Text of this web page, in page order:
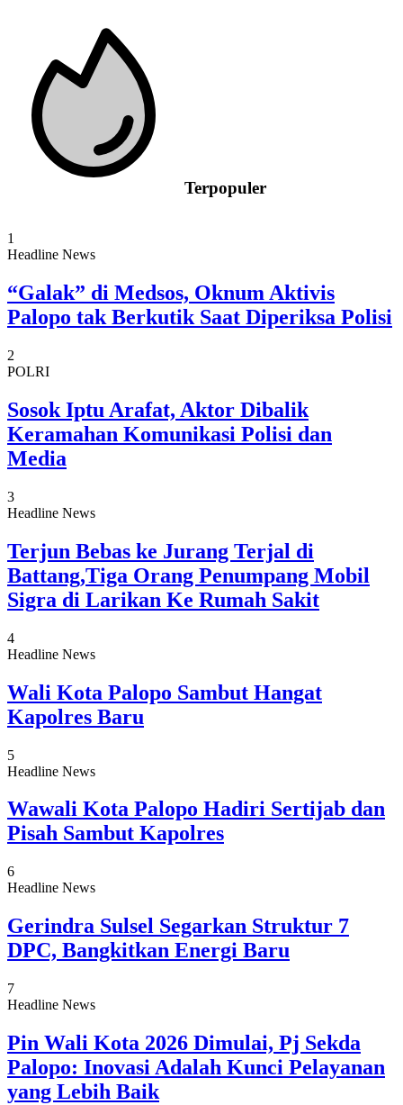
Terpopuler
1
Headline News
“Galak” di Medsos, Oknum Aktivis
Palopo tak Berkutik Saat Diperiksa Polisi
2
POLRI
Sosok Iptu Arafat, Aktor Dibalik
Keramahan Komunikasi Polisi dan
Media
3
Headline News
Terjun Bebas ke Jurang Terjal di
Battang,Tiga Orang Penumpang Mobil
Sigra di Larikan Ke Rumah Sakit
4
Headline News
Wali Kota Palopo Sambut Hangat
Kapolres Baru
5
Headline News
Wawali Kota Palopo Hadiri Sertijab dan
Pisah Sambut Kapolres
6
Headline News
Gerindra Sulsel Segarkan Struktur 7
DPC, Bangkitkan Energi Baru
7
Headline News
Pin Wali Kota 2026 Dimulai, Pj Sekda
Palopo: Inovasi Adalah Kunci Pelayanan
yang Lebih Baik